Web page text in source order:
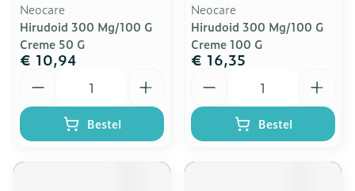
Neocare
Hirudoid 300 Mg/100 G
Creme 50 G
€ 10,94
Bestel
Neocare
Hirudoid 300 Mg/100 G
Creme 100 G
€ 16,35
Bestel